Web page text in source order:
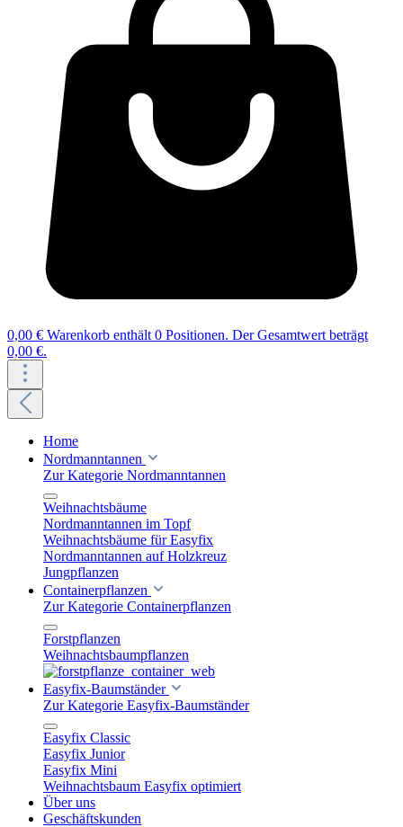
0,00 € Warenkorb enthält 0 Positionen. Der Gesamtwert beträgt
0,00 €.
Home
Nordmanntannen
Zur Kategorie Nordmanntannen
Weihnachtsbäume
Nordmanntannen im Topf
Weihnachtsbäume für Easyfix
Nordmanntannen auf Holzkreuz
Jungpflanzen
Containerpflanzen
Zur Kategorie Containerpflanzen
Forstpflanzen
Weihnachtsbaumpflanzen
Easyfix-Baumständer
Zur Kategorie Easyfix-Baumständer
Easyfix Classic
Easyfix Junior
Easyfix Mini
Weihnachtsbaum Easyfix optimiert
Über uns
Geschäftskunden